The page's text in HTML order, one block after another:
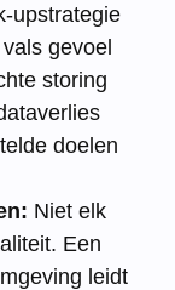
upstrategie
gevoel
storing
doelen
Niet elk
Een
leidt